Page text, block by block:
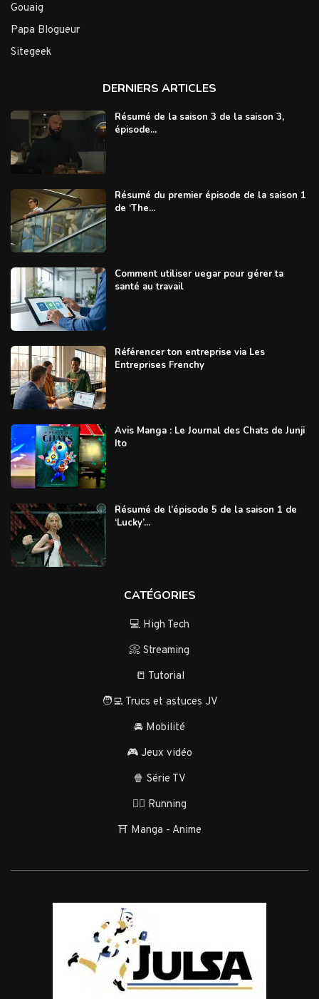
Gouaig
Papa Blogueur
Sitegeek
DERNIERS ARTICLES
Résumé de la saison 3 de la saison 3,
épisode...
Résumé du premier épisode de la saison 1
de ‘The...
Comment utiliser uegar pour gérer ta
santé au travail
Référencer ton entreprise via Les
Entreprises Frenchy
Avis Manga : Le Journal des Chats de Junji
Ito
Résumé de l’épisode 5 de la saison 1 de
‘Lucky’...
CATÉGORIES
💻 High Tech
📀 Streaming
📒 Tutorial
🧑‍💻 Trucs et astuces JV
🚘 Mobilité
🎮 Jeux vidéo
🍿 Série TV
🏃‍♂️ Running
⛩️ Manga - Anime